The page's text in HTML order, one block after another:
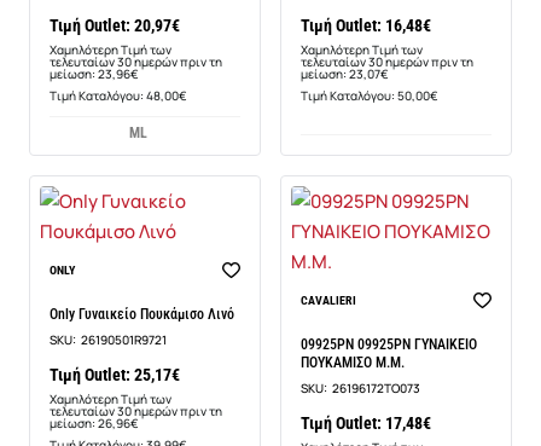
Τιμή Outlet: 20,97€
Χαμηλότερη Τιμή των
τελευταίων 30 ημερών πριν τη
μείωση: 23,96€
Τιμή Καταλόγου: 48,00€
M L
Τιμή Outlet: 16,48€
Χαμηλότερη Τιμή των
τελευταίων 30 ημερών πριν τη
μείωση: 23,07€
Τιμή Καταλόγου: 50,00€
-7%
ONLY
Only Γυναικείο Πουκάμισο Λινό
SKU: 26190501R9721
Τιμή Outlet: 25,17€
Χαμηλότερη Τιμή των
τελευταίων 30 ημερών πριν τη
μείωση: 26,96€
-29%
CAVALIERI
09925PN 09925PN ΓΥΝΑΙΚΕΙΟ
ΠΟΥΚΑΜΙΣΟ Μ.Μ.
SKU: 26196172TO073
Τιμή Outlet: 17,48€